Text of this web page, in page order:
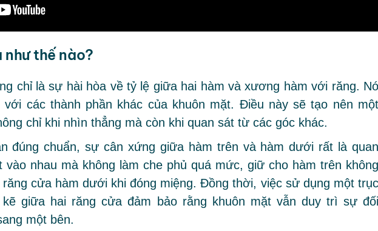
như thế nào?
chỉ là sự hài hòa về tỷ lệ giữa hai hàm và xương hàm với răng. Nó
các thành phần khác của khuôn mặt. Điều này sẽ tạo nên một
chỉ khi nhìn thẳng mà còn khi quan sát từ các góc khác.
đúng chuẩn, sự cân xứng giữa hàm trên và hàm dưới rất là quan
vào nhau mà không làm che phủ quá mức, giữ cho hàm trên không
cửa hàm dưới khi đóng miệng. Đồng thời, việc sử dụng một trục
giữa hai răng cửa đảm bảo rằng khuôn mặt vẫn duy trì sự đối
một bên.